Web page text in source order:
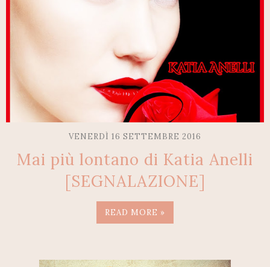
VENERDÌ 16 SETTEMBRE 2016
Mai più lontano di Katia Anelli
[SEGNALAZIONE]
READ MORE »